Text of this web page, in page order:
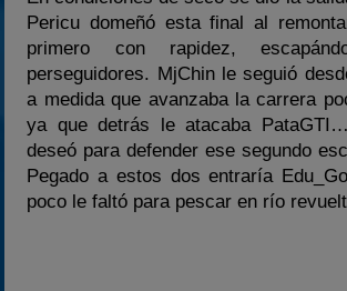
Pericu domeñó esta final al
primero con rapidez,
perseguidores. MjChin le seguió
a medida que avanzaba la carrera
ya que detrás le atacaba
deseó para defender ese segundo
Pegado a estos dos entraría
poco le faltó para pescar en río